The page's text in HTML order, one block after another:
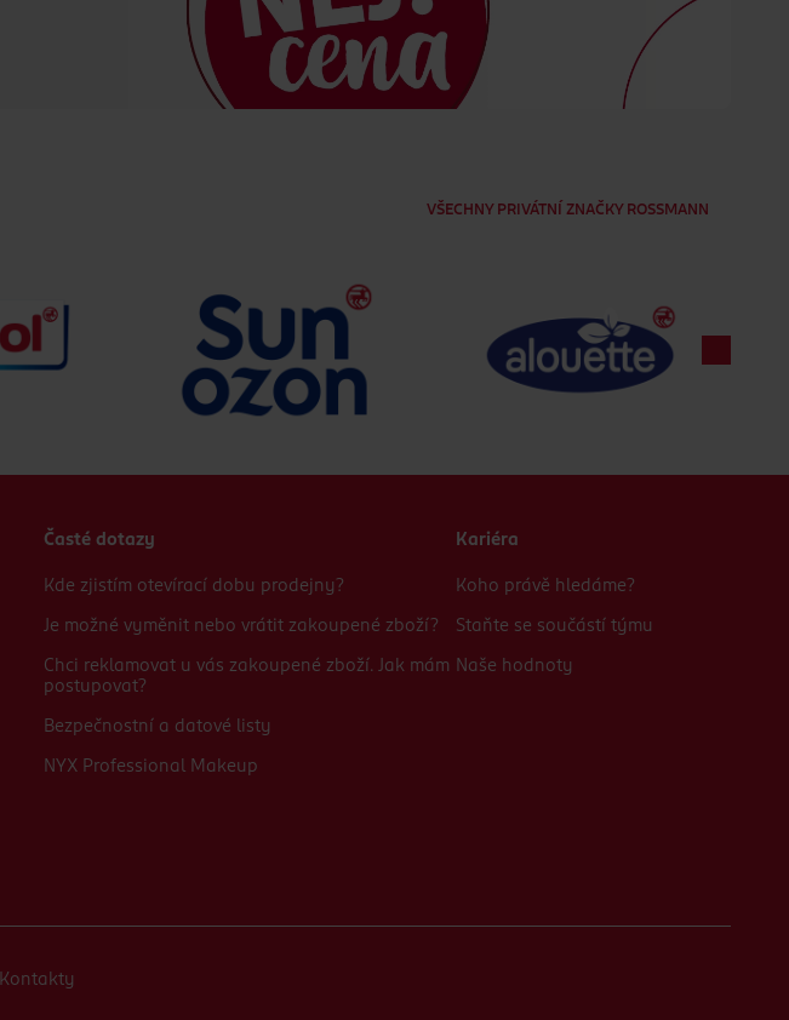
VŠECHNY PRIVÁTNÍ ZNAČKY ROSSMANN
Časté dotazy
Kde zjistím otevírací dobu prodejny?
Je možné vyměnit nebo vrátit zakoupené zboží?
Chci reklamovat u vás zakoupené zboží. Jak mám
postupovat?
Bezpečnostní a datové listy
NYX Professional Makeup
Kariéra
Koho právě hledáme?
Staňte se součástí týmu
Naše hodnoty
Kontakty